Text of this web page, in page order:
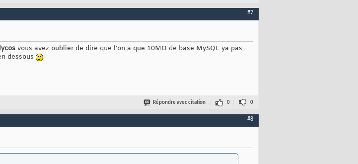
#7
lycos vous avez oublier de dire que l'on a que 10MO de base MySQL ya pas
dessous
Répondre avec citation 0 0
#8